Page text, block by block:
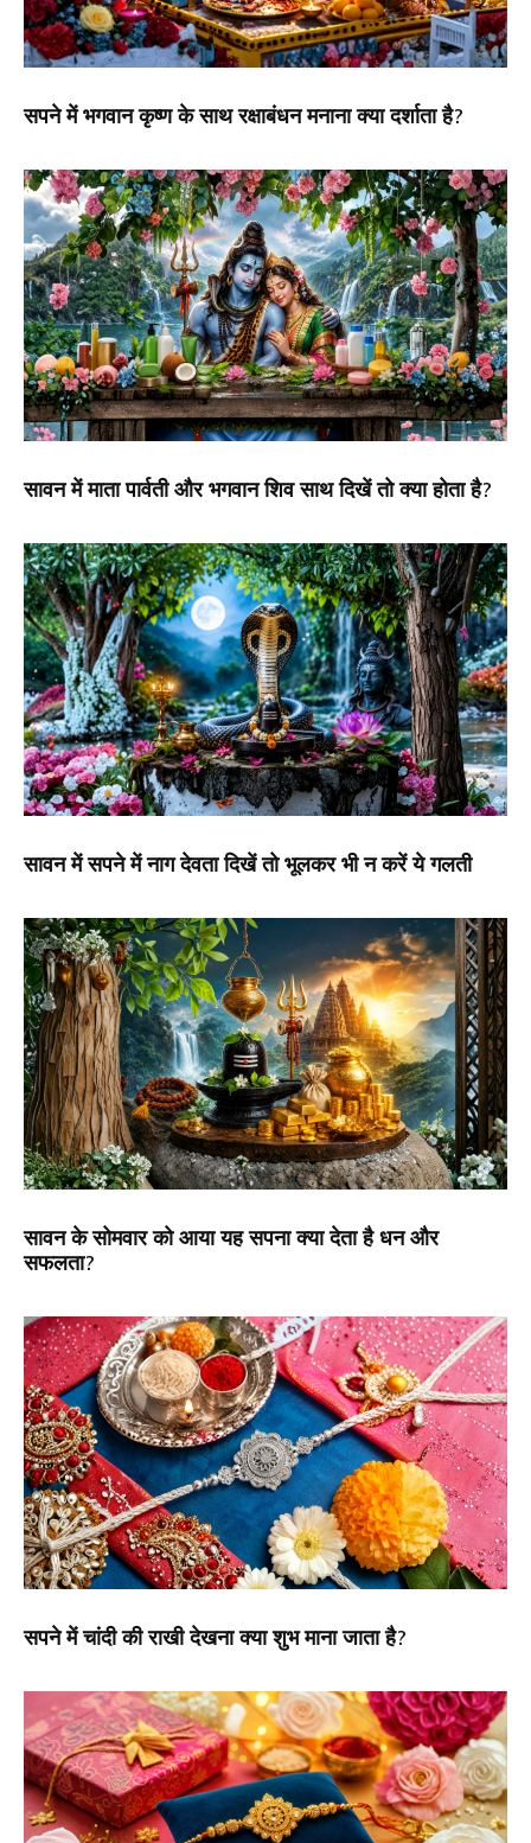
सपने में भगवान कृष्ण के साथ रक्षाबंधन मनाना क्या दर्शाता है?
सावन में माता पार्वती और भगवान शिव साथ दिखें तो क्या होता है?
सावन में सपने में नाग देवता दिखें तो भूलकर भी न करें ये गलती
सावन के सोमवार को आया यह सपना क्या देता है धन और
सफलता?
सपने में चांदी की राखी देखना क्या शुभ माना जाता है?